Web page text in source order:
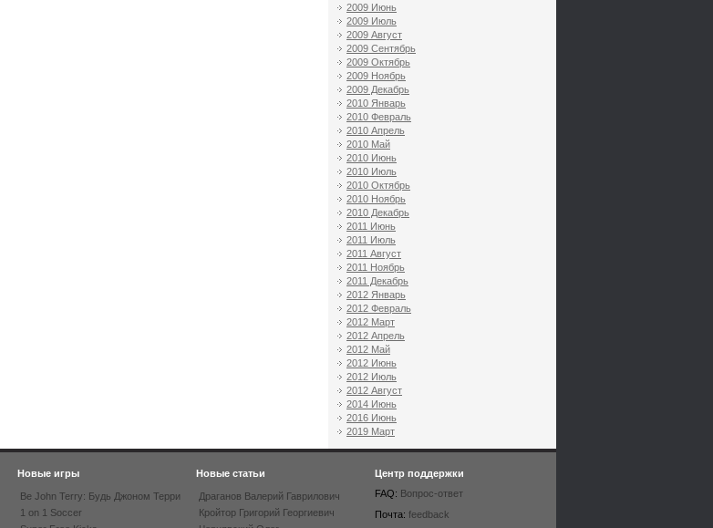
2009 Июнь
2009 Июль
2009 Август
2009 Сентябрь
2009 Октябрь
2009 Ноябрь
2009 Декабрь
2010 Январь
2010 Февраль
2010 Апрель
2010 Май
2010 Июнь
2010 Июль
2010 Октябрь
2010 Ноябрь
2010 Декабрь
2011 Июнь
2011 Июль
2011 Август
2011 Ноябрь
2011 Декабрь
2012 Январь
2012 Февраль
2012 Март
2012 Апрель
2012 Май
2012 Июнь
2012 Июль
2012 Август
2014 Июнь
2016 Июнь
2019 Март
Новые игры
Be John Terry: Будь Джоном Терри
1 on 1 Soccer
Новые статьи
Драганов Валерий Гаврилович
Кройтор Григорий Георгиевич
Центр поддержки
FAQ: Вопрос-ответ
Почта: feedback